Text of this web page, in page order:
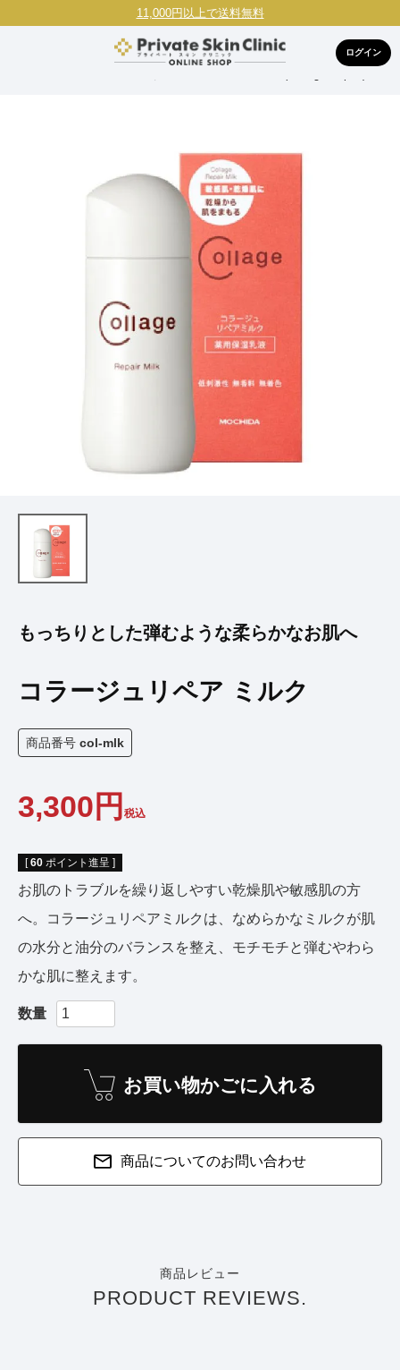
11,000円以上で送料無料
ログイン
もっちりとした弾むような柔らかなお肌へ
コラージュリペア ミルク
商品番号 col-mlk
3,300 税込
[ 60 ポイント進呈 ]
お肌のトラブルを繰り返しやすい乾燥肌や敏感肌の方
へ。コラージュリペアミルクは、なめらかなミルクが肌
の水分と油分のバランスを整え、モチモチと弾むやわら
かな肌に整えます。
お買い物かごに入れる
商品についてのお問い合わせ
商品レビュー
PRODUCT REVIEWS.